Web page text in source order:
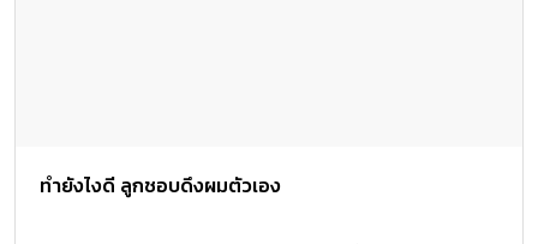
ทำยังไงดี ลูกชอบดึงผมตัวเอง